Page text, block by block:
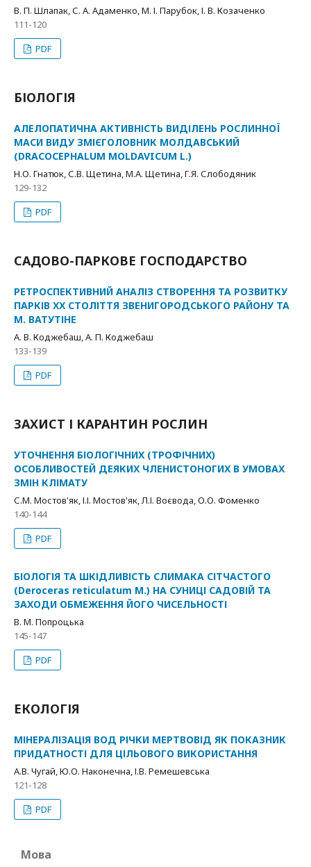
В. П. Шлапак, С. А. Адаменко, М. І. Парубок, І. В. Козаченко
111-120
PDF
БІОЛОГІЯ
АЛЕЛОПАТИЧНА АКТИВНІСТЬ ВИДІЛЕНЬ РОСЛИННОЇ
МАСИ ВИДУ ЗМІЄГОЛОВНИК МОЛДАВСЬКИЙ
(DRACOCEPHALUM MOLDAVICUM L.)
Н.О. Гнатюк, С.В. Щетина, М.А. Щетина, Г.Я. Слободяник
129-132
PDF
САДОВО-ПАРКОВЕ ГОСПОДАРСТВО
РЕТРОСПЕКТИВНИЙ АНАЛІЗ СТВОРЕННЯ ТА РОЗВИТКУ
ПАРКІВ ХХ СТОЛІТТЯ ЗВЕНИГОРОДСЬКОГО РАЙОНУ ТА
М. ВАТУТІНЕ
А. В. Коджебаш, А. П. Коджебаш
133-139
PDF
ЗАХИСТ І КАРАНТИН РОСЛИН
УТОЧНЕННЯ БІОЛОГІЧНИХ (ТРОФІЧНИХ)
ОСОБЛИВОСТЕЙ ДЕЯКИХ ЧЛЕНИСТОНОГИХ В УМОВАХ
ЗМІН КЛІМАТУ
С.М. Мостов'як, І.І. Мостов'як, Л.І. Воєвода, О.О. Фоменко
140-144
PDF
БІОЛОГІЯ ТА ШКІДЛИВІСТЬ СЛИМАКА СІТЧАСТОГО
(Deroceras reticulatum M.) НА СУНИЦІ САДОВІЙ ТА
ЗАХОДИ ОБМЕЖЕННЯ ЙОГО ЧИСЕЛЬНОСТІ
В. М. Попроцька
145-147
PDF
ЕКОЛОГІЯ
МІНЕРАЛІЗАЦІЯ ВОД РІЧКИ МЕРТВОВІД ЯК ПОКАЗНИК
ПРИДАТНОСТІ ДЛЯ ЦІЛЬОВОГО ВИКОРИСТАННЯ
А.В. Чугай, Ю.О. Наконечна, І.В. Ремешевська
121-128
PDF
Мова